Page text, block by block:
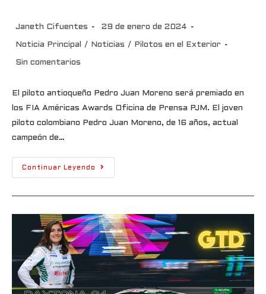
Janeth Cifuentes 29 de enero de 2024
Noticia Principal / Noticias / Pilotos en el Exterior
Sin comentarios
El piloto antioqueño Pedro Juan Moreno será premiado en
los FIA Américas Awards Oficina de Prensa PJM. El joven
piloto colombiano Pedro Juan Moreno, de 16 años, actual
campeón de…
Continuar Leyendo